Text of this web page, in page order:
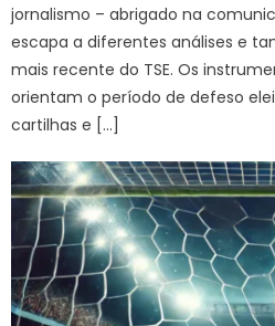
jornalismo – abrigado na
escapa a diferentes análises e
mais recente do TSE. Os
orientam o período de defeso
cartilhas e […]